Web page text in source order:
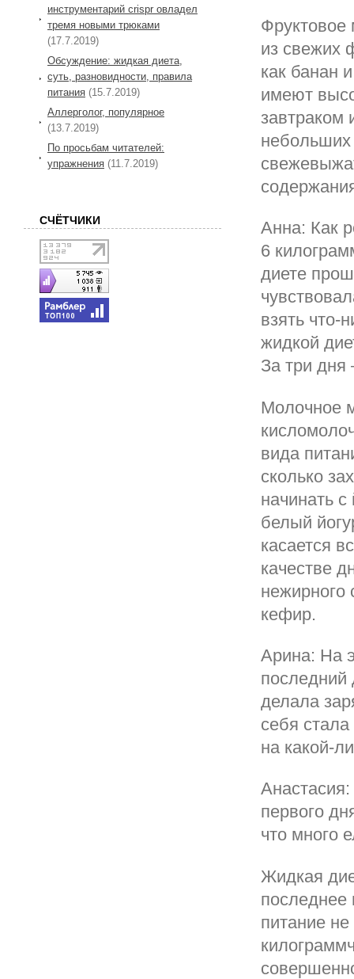
Фруктовое
из свежих
как банан
имеют
завтраком
небольших
Анна: Как
6
диете
взять что-
жидкой
За три дня
Молочное
вида
сколько
начинать
белый
касается
качестве
нежирного
кефир.
Арина: На
последний
делала
себя
на какой-
первого
что много
Жидкая
последнее
питание
инструментарий crispr овладел
тремя новыми трюками
(17.7.2019)
Обсуждение: жидкая диета,
суть, разновидности, правила
питания (15.7.2019)
Аллерголог, популярное
(13.7.2019)
По просьбам читателей:
упражнения (11.7.2019)
СЧЁТЧИКИ